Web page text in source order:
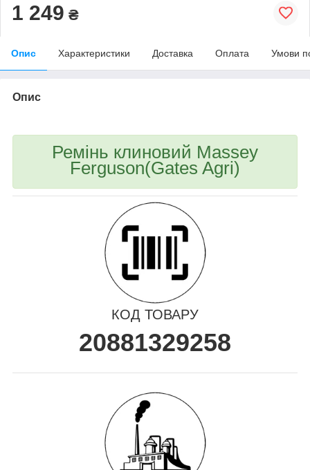
1 249 ₴
Опис Характеристики Доставка Оплата Умови
Опис
Ремінь клиновий Massey
Ferguson(Gates Agri)
КОД ТОВАРУ
20881329258